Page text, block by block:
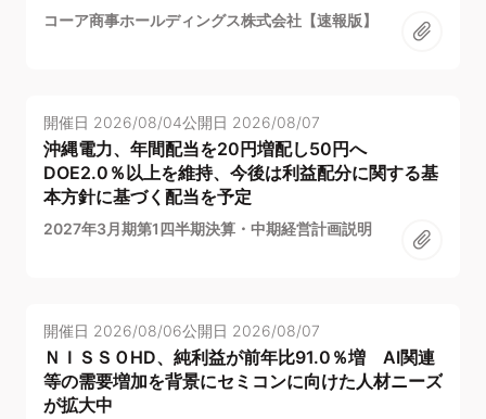
コーア商事ホールディングス株式会社【速報版】
開催日 2026/08/04公開日 2026/08/07
沖縄電力、年間配当を20円増配し50円へ
DOE2.0％以上を維持、今後は利益配分に関する基
本方針に基づく配当を予定
2027年3月期第1四半期決算・中期経営計画説明
開催日 2026/08/06公開日 2026/08/07
ＮＩＳＳＯHD、純利益が前年比91.0％増 AI関連
等の需要増加を背景にセミコンに向けた人材ニーズ
が拡大中